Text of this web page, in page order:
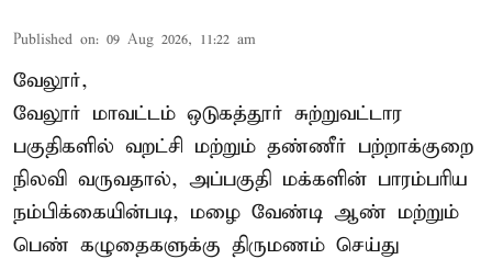
Published on: 09 Aug 2026, 11:22 am
வேலூர்,
வேலூர் மாவட்டம் ஒடுகத்தூர் சுற்றுவட்டார
பகுதிகளில் வறட்சி மற்றும் தண்ணீர் பற்றாக்குறை
நிலவி வருவதால், அப்பகுதி மக்களின் பாரம்பரிய
நம்பிக்கையின்படி, மழை வேண்டி ஆண் மற்றும்
பெண் கழுதைகளுக்கு திருமணம் செய்து